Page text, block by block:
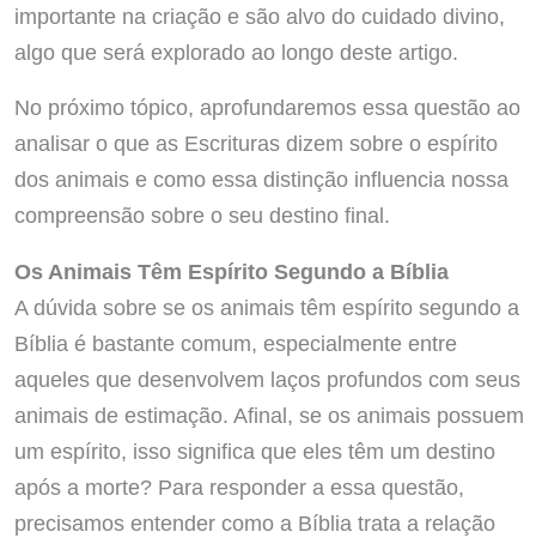
importante na criação e são alvo do cuidado divino,
algo que será explorado ao longo deste artigo.
No próximo tópico, aprofundaremos essa questão ao
analisar o que as Escrituras dizem sobre o espírito
dos animais e como essa distinção influencia nossa
compreensão sobre o seu destino final.
Os Animais Têm Espírito Segundo a Bíblia
A dúvida sobre se os animais têm espírito segundo a
Bíblia é bastante comum, especialmente entre
aqueles que desenvolvem laços profundos com seus
animais de estimação. Afinal, se os animais possuem
um espírito, isso significa que eles têm um destino
após a morte? Para responder a essa questão,
precisamos entender como a Bíblia trata a relação